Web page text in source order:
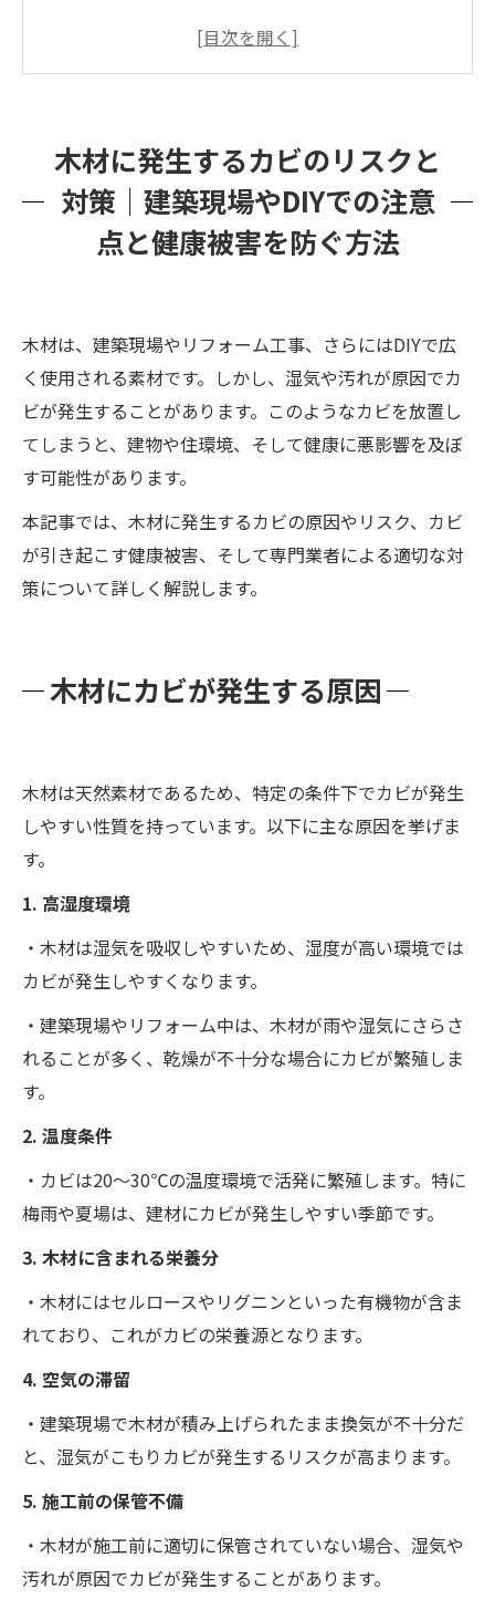
木材に発生したカビを放置するとどうなるか？
カビバスターズ福岡が提供する木材のカビ対策
まとめ：お問合せ
木材に発生するカビのリスクと
対策｜建築現場やDIYでの注意
点と健康被害を防ぐ方法
木材は、建築現場やリフォーム工事、さらにはDIYで広
く使用される素材です。しかし、湿気や汚れが原因でカ
ビが発生することがあります。このようなカビを放置し
てしまうと、建物や住環境、そして健康に悪影響を及ぼ
す可能性があります。
本記事では、木材に発生するカビの原因やリスク、カビ
が引き起こす健康被害、そして専門業者による適切な対
策について詳しく解説します。
木材にカビが発生する原因
木材は天然素材であるため、特定の条件下でカビが発生
しやすい性質を持っています。以下に主な原因を挙げま
す。
1. 高湿度環境
・木材は湿気を吸収しやすいため、湿度が高い環境では
カビが発生しやすくなります。
・建築現場やリフォーム中は、木材が雨や湿気にさらさ
れることが多く、乾燥が不十分な場合にカビが繁殖しま
す。
2. 温度条件
・カビは20～30℃の温度環境で活発に繁殖します。特に
梅雨や夏場は、建材にカビが発生しやすい季節です。
3. 木材に含まれる栄養分
・木材にはセルロースやリグニンといった有機物が含ま
れており、これがカビの栄養源となります。
4. 空気の滞留
・建築現場で木材が積み上げられたまま換気が不十分だ
と、湿気がこもりカビが発生するリスクが高まります。
5. 施工前の保管不備
・木材が施工前に適切に保管されていない場合、湿気や
汚れが原因でカビが発生することがあります。